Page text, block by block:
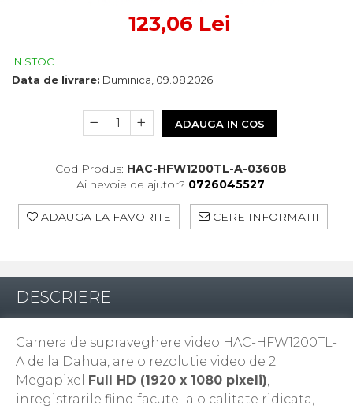
Automatizari porti culisante
culisante
Automatizari porti batante
Automatizari usi de garaj
Statii De Incarcare Mașini
Statii de incarcare AC
Cabluri și accesorii
123,06 Lei
IN STOC
Data de livrare: Duminica, 09.08.2026
ADAUGA IN COS
Cod Produs: HAC-HFW1200TL-A-0360B
Ai nevoie de ajutor? 0726045527
ADAUGA LA FAVORITE CERE INFORMATII
DESCRIERE
Camera de supraveghere video HAC-HFW1200TL-
A de la Dahua, are o rezolutie video de 2
Megapixel Full HD (1920 x 1080 pixeli)
inregistrarile fiind facute la o calitate ridicata,